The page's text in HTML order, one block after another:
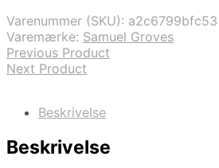
Varenummer (SKU): a2c6799bfc53
Varemærke: Samuel Groves
Previous Product
Next Product
Beskrivelse
Beskrivelse